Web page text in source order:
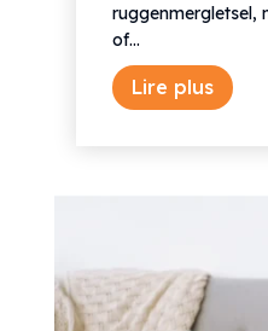
ruggenmergletsel,
of...
Lire plus